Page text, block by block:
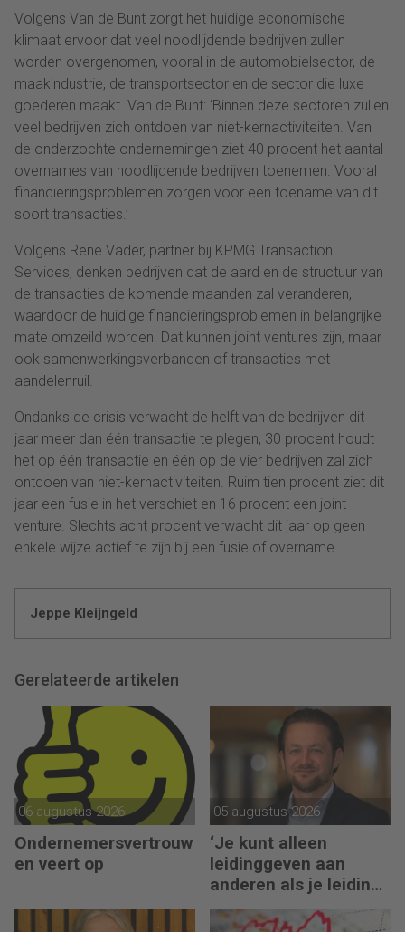
Volgens Van de Bunt zorgt het huidige economische
klimaat ervoor dat veel noodlijdende bedrijven zullen
worden overgenomen, vooral in de automobielsector, de
maakindustrie, de transportsector en de sector die luxe
goederen maakt. Van de Bunt: ‘Binnen deze sectoren zullen
veel bedrijven zich ontdoen van niet-kernactiviteiten. Van
de onderzochte ondernemingen ziet 40 procent het aantal
overnames van noodlijdende bedrijven toenemen. Vooral
financieringsproblemen zorgen voor een toename van dit
soort transacties.’
Volgens Rene Vader, partner bij KPMG Transaction
Services, denken bedrijven dat de aard en de structuur van
de transacties de komende maanden zal veranderen,
waardoor de huidige financieringsproblemen in belangrijke
mate omzeild worden. Dat kunnen joint ventures zijn, maar
ook samenwerkingsverbanden of transacties met
aandelenruil.
Ondanks de crisis verwacht de helft van de bedrijven dit
jaar meer dan één transactie te plegen, 30 procent houdt
het op één transactie en één op de vier bedrijven zal zich
ontdoen van niet-kernactiviteiten. Ruim tien procent ziet dit
jaar een fusie in het verschiet en 16 procent een joint
venture. Slechts acht procent verwacht dit jaar op geen
enkele wijze actief te zijn bij een fusie of overname.
Jeppe Kleijngeld
Gerelateerde artikelen
06 augustus 2026
Ondernemersvertrouw
en veert op
05 augustus 2026
‘Je kunt alleen
leidinggeven aan
anderen als je leiding
kunt geven aan jezelf’